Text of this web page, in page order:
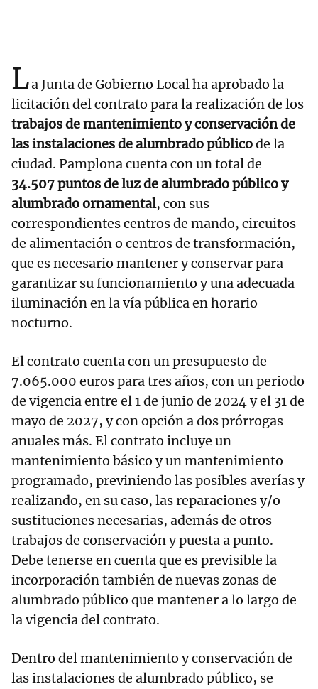
La Junta de Gobierno Local ha aprobado la
licitación del contrato para la realización de los
trabajos de mantenimiento y conservación de
las instalaciones de alumbrado públicode la
ciudad. Pamplona cuenta con un total de
34.507 puntos de luz de alumbrado público y
alumbrado ornamental, con sus
correspondientes centros de mando, circuitos
de alimentación o centros de transformación,
que es necesario mantener y conservar para
garantizar su funcionamiento y una adecuada
iluminación en la vía pública en horario
nocturno.
El contrato cuenta con un presupuesto de
7.065.000 euros para tres años, con un periodo
de vigencia entre el 1 de junio de 2024 y el 31 de
mayo de 2027, y con opción a dos prórrogas
anuales más. El contrato incluye un
mantenimiento básico y un mantenimiento
programado, previniendo las posibles averías y
realizando, en su caso, las reparaciones y/o
sustituciones necesarias, además de otros
trabajos de conservación y puesta a punto.
Debe tenerse en cuenta que es previsible la
incorporación también de nuevas zonas de
alumbrado público que mantener a lo largo de
la vigencia del contrato.
Dentro del mantenimiento y conservación de
las instalaciones de alumbrado público, se